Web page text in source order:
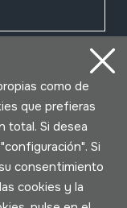
como de
que prefieras
total. Si desea
Si
consentimiento
cookies y la